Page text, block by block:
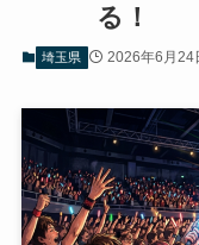
る！
埼玉県 2026年6月24